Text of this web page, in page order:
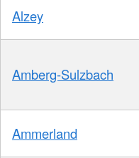
Alzey
Amberg-Sulzbach
Ammerland